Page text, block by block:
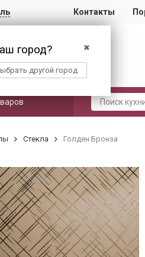
✖
город?
другой город
Контакты
Стекла Голден Бронза